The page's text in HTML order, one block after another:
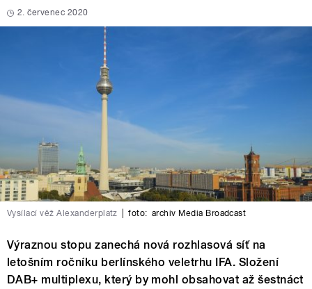
2. červenec 2020
Vysílací věž Alexanderplatz foto: archiv Media Broadcast
Výraznou stopu zanechá nová rozhlasová síť na
letošním ročníku berlínského veletrhu IFA. Složení
DAB+ multiplexu, který by mohl obsahovat až šestnáct